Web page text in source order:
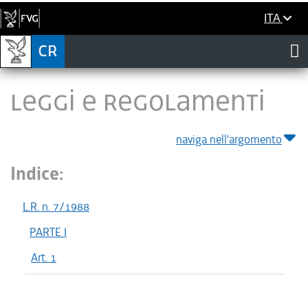
ITA
LEGGI E REGOLAMENTI
naviga nell'argomento
Indice:
L.R. n. 7/1988
PARTE I
Art. 1